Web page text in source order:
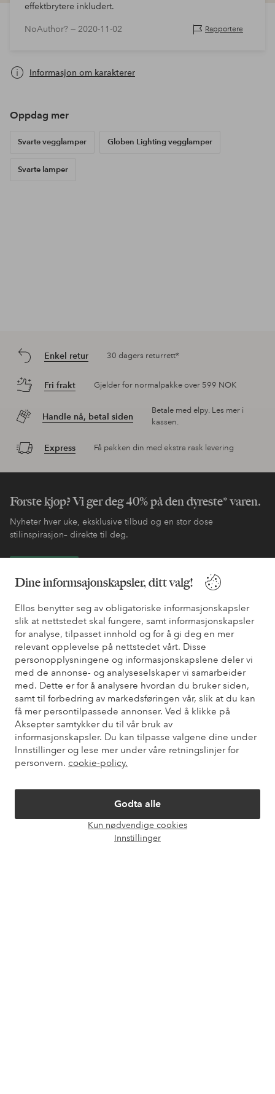
Dine informsajonskapsler, ditt valg!
Ellos benytter seg av obligatoriske informasjonskapsler
slik at nettstedet skal fungere, samt informasjonskapsler
for analyse, tilpasset innhold og for å gi deg en mer
relevant opplevelse på nettstedet vårt. Disse
personopplysningene og informasjonskapslene deler vi
med de annonse- og analyseselskaper vi samarbeider
med. Dette er for å analysere hvordan du bruker siden,
samt til forbedring av markedsføringen vår, slik at du kan
få mer persontilpassede annonser. Ved å klikke på
Aksepter samtykker du til vår bruk av
informasjonskapsler. Du kan tilpasse valgene dine under
Innstillinger og lese mer under våre retningslinjer for
personvern. cookie-policy.
Godta alle
Kun nødvendige cookies
Innstillinger
effektbrytere inkludert.
NoAuthor? — 2020-11-02 Rapportere
Informasjon om karakterer
Oppdag mer
Svarte vegglamper Globen Lighting vegglamper
Svarte lamper
Enkel retur 30 dagers returrett*
Fri frakt Gjelder for normalpakke over 599 NOK
Handle nå, betal siden
Betale med elpy. Les mer i
kassen.
Express Få pakken din med ekstra rask levering
Første kjøp? Vi ger deg 40% på den dyreste* varen.
Nyheter hver uke, eksklusive tilbud og en stor dose
stilinspirasjon– direkte til deg.
Trenger du hjelp?
Du finner svar på de vanligste spørsmålene i vår FAQ. Du finner
også informasjon om hvordan du kan kontakte oss.
Kundeservice Bestilling Betalingsmåte
Mine sider